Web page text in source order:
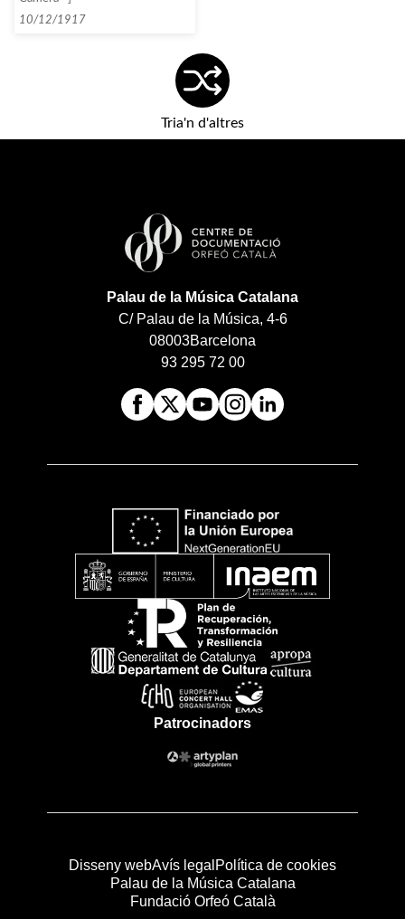
10/12/1917
Tria'n d'altres
Palau de la Música Catalana
C/ Palau de la Música, 4-6
08003Barcelona
93 295 72 00
Patrocinadors
Disseny webAvís legal Política de cookies
Palau de la Música Catalana
Fundació Orfeó Català